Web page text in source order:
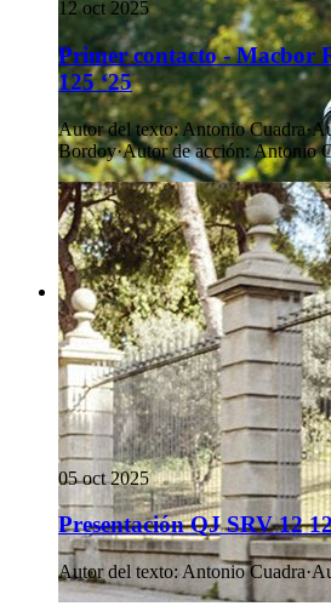
12 oct 2025
Primer contacto - Macbor
125 ‘25
Autor del texto: Antonio Cuadra·
Bordoy·Autor de acción: Antonio
05 oct 2025
Presentación QJ SRV 12
Autor del texto: Antonio Cuadra·